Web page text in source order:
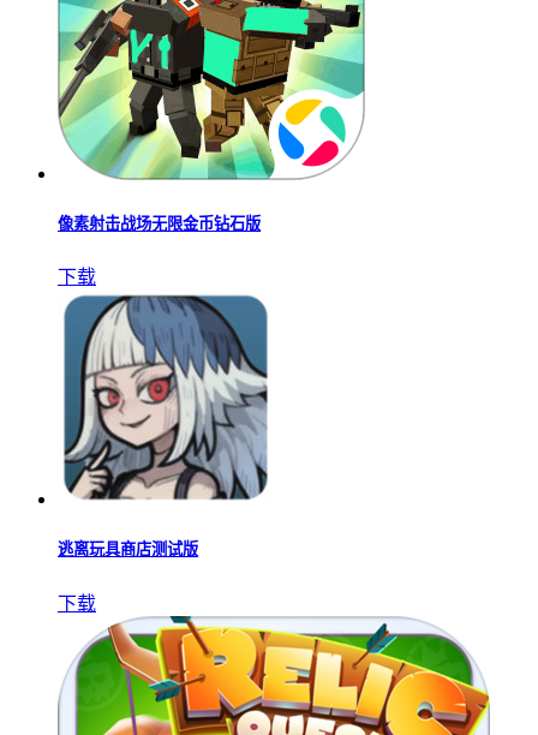
像素射击战场无限金币钻石版
下载
逃离玩具商店测试版
下载